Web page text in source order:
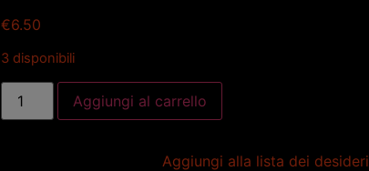
€6.50
3 disponibili
Aggiungi al carrello
Aggiungi alla lista dei desideri